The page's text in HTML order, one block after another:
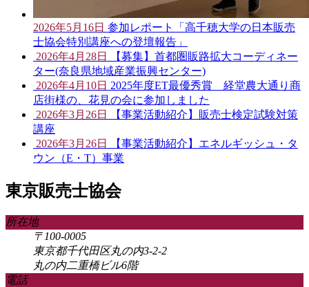
2026年5月16日 参加レポート「高千穂大学の日本販売
士協会特別講座への登壇報告」
2026年4月28日
【募集】首都圏販路拡大コーディネー
ター(奈良県地域産業振興センター)
2026年4月10日 2025年度ET最優秀賞 経堂農大通り商
店街様の、花見の会に参加しました
2026年3月26日
【事業活動紹介】販売士検定試験対策
講座
2026年3月26日
【事業活動紹介】エネルギッシュ・タ
ウン（E・T）事業
東京販売士協会
所在地
〒100-0005
東京都千代田区丸の内3-2-2
丸の内二重橋ビル6階
電話